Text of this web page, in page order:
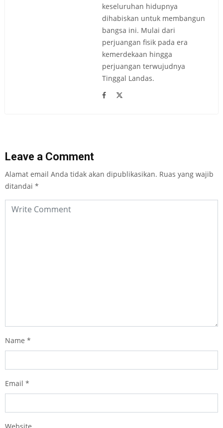
keseluruhan hidupnya
dihabiskan untuk membangun
bangsa ini. Mulai dari
perjuangan fisik pada era
kemerdekaan hingga
perjuangan terwujudnya
Tinggal Landas.
Leave a Comment
Alamat email Anda tidak akan dipublikasikan. Ruas yang wajib
ditandai *
Name *
Email *